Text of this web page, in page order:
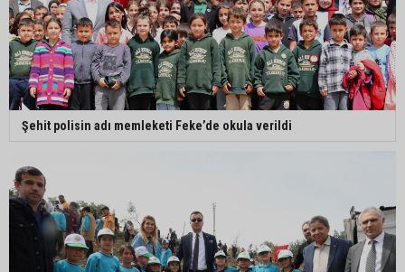
Şehit polisin adı memleketi Feke’de okula verildi